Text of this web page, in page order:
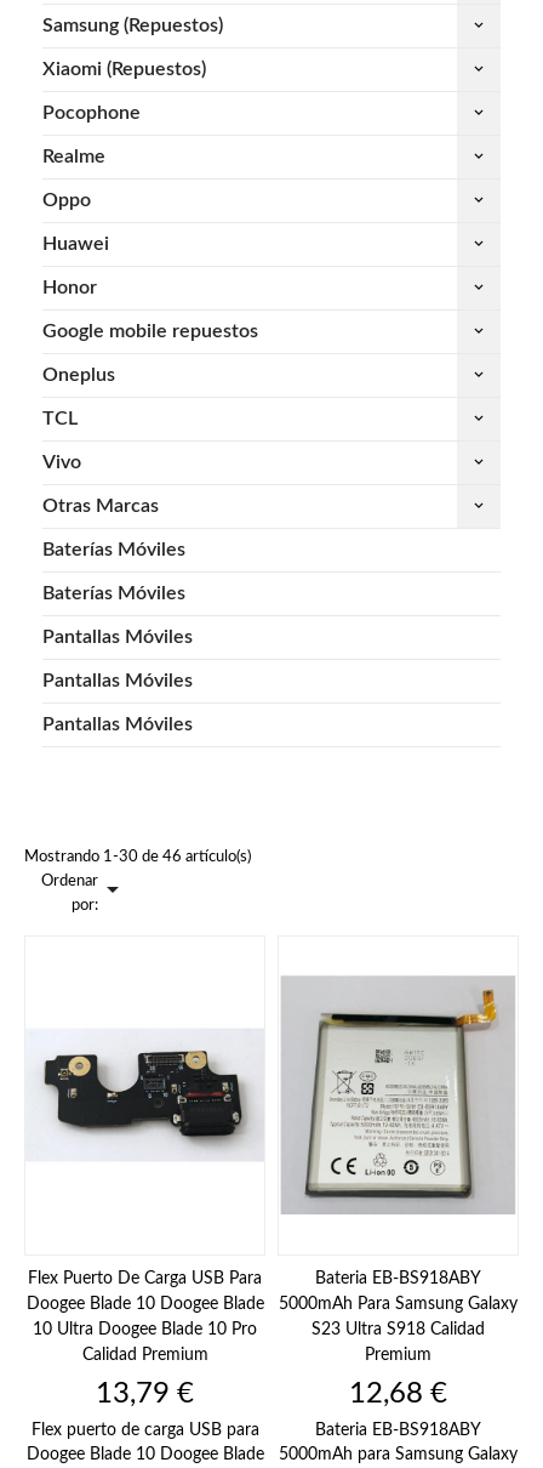
Samsung (Repuestos) keyboard_arrow_down
Xiaomi (Repuestos) keyboard_arrow_down
Pocophone keyboard_arrow_down
Realme keyboard_arrow_down
Oppo keyboard_arrow_down
Huawei keyboard_arrow_down
Honor keyboard_arrow_down
Google mobile repuestos keyboard_arrow_down
Oneplus keyboard_arrow_down
TCL keyboard_arrow_down
Vivo keyboard_arrow_down
Otras Marcas keyboard_arrow_down
Baterías Móviles
Baterías Móviles
Pantallas Móviles
Pantallas Móviles
Pantallas Móviles
Mostrando 1-30 de 46 artículo(s)
Ordenar
por:

Flex Puerto De Carga USB Para
Doogee Blade 10 Doogee Blade
10 Ultra Doogee Blade 10 Pro
Calidad Premium
Precio
13,79 €
Flex puerto de carga USB para
Doogee Blade 10 Doogee Blade
Bateria EB-BS918ABY
5000mAh Para Samsung Galaxy
S23 Ultra S918 Calidad
Premium
Precio
12,68 €
Bateria EB-BS918ABY
5000mAh para Samsung Galaxy